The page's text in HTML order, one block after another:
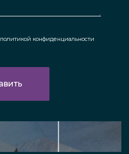
политикой конфиденциальности